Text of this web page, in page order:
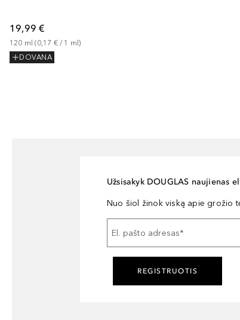
19,99 €
120 ml (0,17 € / 1 ml)
DOVANA
Užsisakyk DOUGLAS naujienas
Nuo šiol žinok viską apie grožio
El. pašto adresas*
REGISTRUOTIS